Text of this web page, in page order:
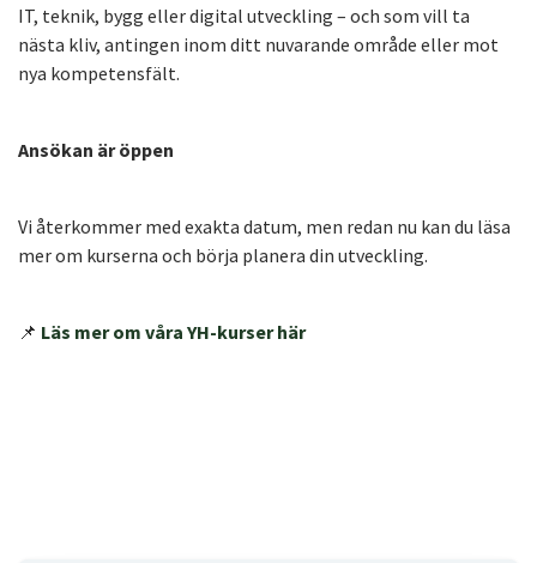
IT, teknik, bygg eller digital utveckling – och som vill ta
nästa kliv, antingen inom ditt nuvarande område eller mot
nya kompetensfält.
Ansökan är öppen
Vi återkommer med exakta datum, men redan nu kan du läsa
mer om kurserna och börja planera din utveckling.
📌 Läs mer om våra YH-kurser här